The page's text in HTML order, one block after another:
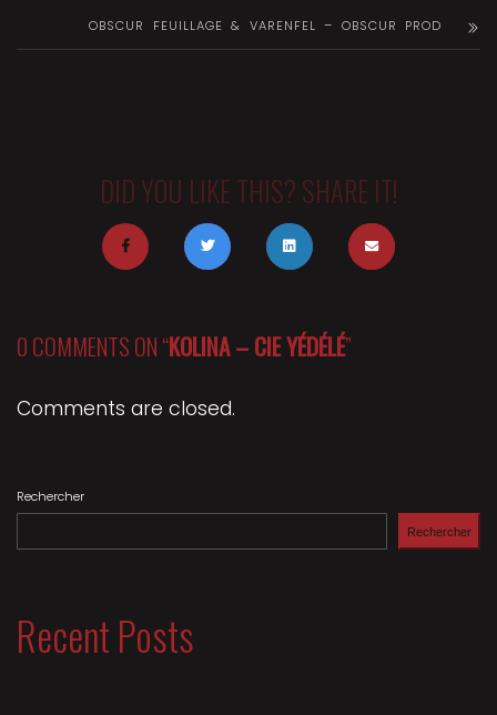
OBSCUR FEUILLAGE & VARENFEL – OBSCUR PROD
DID YOU LIKE THIS? SHARE IT!
0 COMMENTS ON “KOLINA – CIE YÉDÉLÉ”
Comments are closed.
Rechercher
Rechercher
Recent Posts